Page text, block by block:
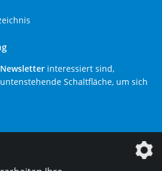
Newsletter interessiert sind,
Schaltfläche, um sich
ist ein Unternehmen der